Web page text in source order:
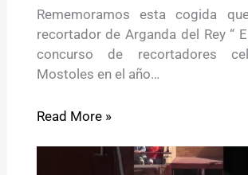
Rememoramos esta cogida
recortador de Arganda del Rey “
concurso de recortadores
Mostoles en el año…
Read More »